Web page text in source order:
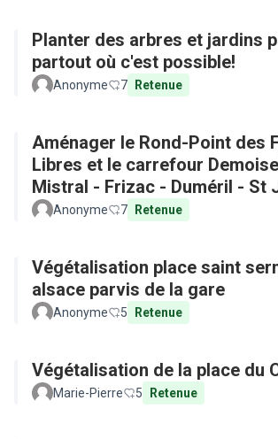
Planter des arbres et jardins
partout où c'est possible!
Anonyme 7 Retenue
Aménager le Rond-Point des
Libres et le carrefour
Mistral - Frizac - Duméril - St
Anonyme 7 Retenue
Végétalisation place saint
alsace parvis de la gare
Anonyme 5 Retenue
Végétalisation de la place du
Marie-Pierre 5 Retenue